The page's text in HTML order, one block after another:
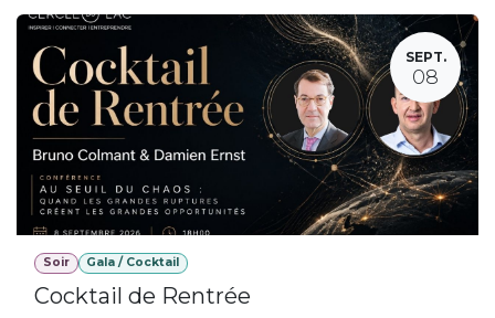
SEPT.
08
Soir Gala / Cocktail
Cocktail de Rentrée